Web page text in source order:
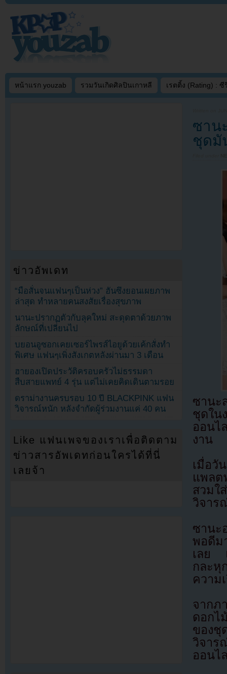
หน้าแรก youzab รวมวันเกิดศิลปินเกาหลี เรตติ้ง (Rating) : ซี
ซาน
ชุดมั
ซานะ
ชุดใน
ออนไ
งาน
เมื่อ
แพลต
สวมใ
วิจาร
ซานะ
พอดีม
เลย
กละหุ
ความ
จากภ
ดอกไ
ของชุ
วิจาร
ออนไ
ข่าวอัพเดท
“มือสั่นจนแฟนๆเป็นห่วง” ฮันซึงยอนเผยภาพ
ล่าสุด ทำหลายคนสงสัยเรื่องสุขภาพ
นานะปรากฏตัวกับลุคใหม่ สะดุดตาด้วยภาพ
ลักษณ์ที่เปลี่ยนไป
บยอนอูซอกเคยเซอร์ไพรส์ไอยูด้วยเค้กสั่งทำ
พิเศษ แฟนๆเพิ่งสังเกตหลังผ่านมา 3 เดือน
ฮายองเปิดประวัติครอบครัวไม่ธรรมดา
สืบสายแพทย์ 4 รุ่น แต่ไม่เคยคิดเดินตามรอย
ดราม่างานครบรอบ 10 ปี BLACKPINK แฟน
วิจารณ์หนัก หลังจำกัดผู้ร่วมงานแค่ 40 คน
Like แฟนเพจของเราเพื่อติดตาม
ข่าวสารอัพเดทก่อนใครได้ที่นี่
เลยจ้า